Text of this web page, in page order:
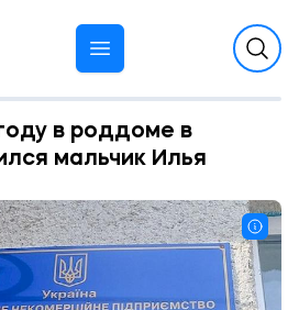
в роддоме в
мальчик Илья